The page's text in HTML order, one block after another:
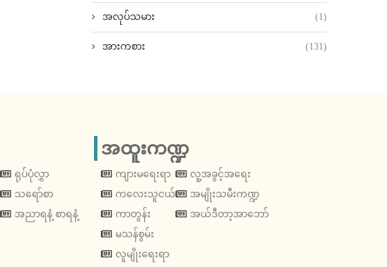
အလုပ်သမား (1)
အားကစား (131)
ရုပ်ပုံလွှာ
သရော်စာ
အညာရနံ့ စာရနံ့
အထူးကဏ္ဍ
ကျားမရေးရာ
ကလေးသူငယ်
ကာတွန်း
မသန်စွမ်း
လူမျိုးရေးရာ
လူ့အခွင့်အရေး
အမျိုးသမီးကဏ္ဍ
အယ်ဒီတာ့အာဘော်